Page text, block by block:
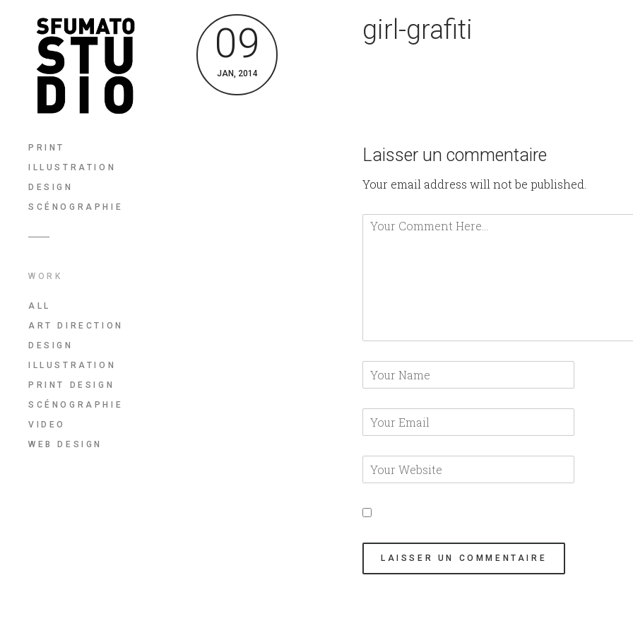
PRINT
ILLUSTRATION
DESIGN
SCÉNOGRAPHIE
WORK
ALL
ART DIRECTION
DESIGN
ILLUSTRATION
PRINT DESIGN
SCÉNOGRAPHIE
VIDEO
WEB DESIGN
09
JAN, 2014
girl-grafiti
Laisser un commentaire
Your email address will not be published.